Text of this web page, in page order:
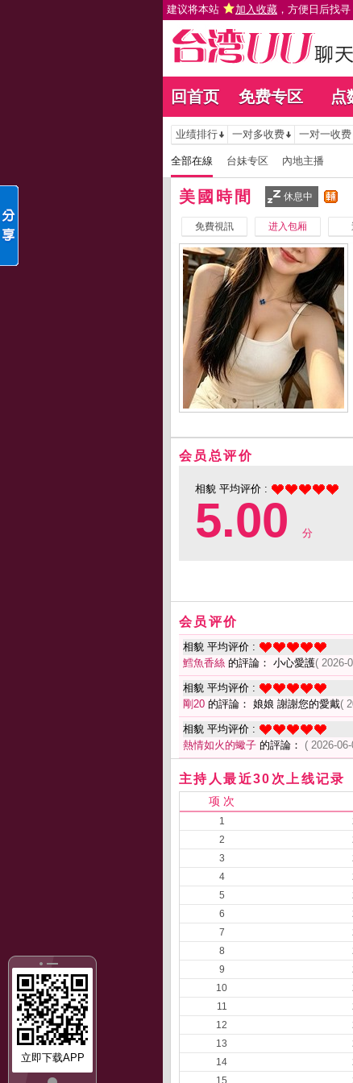
建议将本站 加入收藏 ，方便日后找寻
回首页 免费专区 点
立即下载APP
业绩排行 一对多收费 一对一收费
全部在線 台妹专区 內地主播
美國時間 休息中
免費視訊 进入包厢
会员总评价
相貌 平均评价 :
5.00 分
会员评价
相貌 平均评价 :
鱈魚香絲 的評論： 小心愛護( 2026-
相貌 平均评价 :
剛20 的評論： 娘娘 謝謝您的愛戴(
相貌 平均评价 :
熱情如火的蠍子 的評論： ( 2026-
主持人最近30次上线记录
项 次
1
2
3
4
5
6
7
8
9
10
11
12
13
14
15